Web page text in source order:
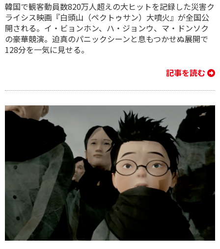
韓国で観客動員数820万人超えの大ヒットを記録した災害ク
ライシス映画『白頭山（ペクトゥサン）大噴火』が全国公
開される。イ・ビョンホン、ハ・ジョンウ、マ・ドンソク
の豪華競演。迫真のパニックシーンと息もつかせぬ展開で
128分を一気に見せる。
記事を読む